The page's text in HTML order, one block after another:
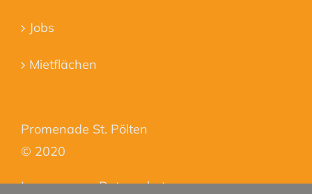
Jobs
Mietflächen
Promenade St. Pölten
© 2020
Impressum–Datenschutz